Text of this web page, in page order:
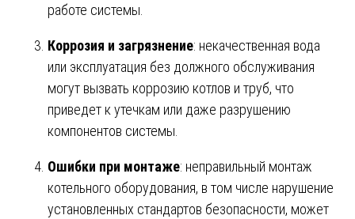
работе системы.
Коррозия и загрязнение: некачественная вода
или эксплуатация без должного обслуживания
могут вызвать коррозию котлов и труб, что
приведет к утечкам или даже разрушению
компонентов системы.
Ошибки при монтаже: неправильный монтаж
котельного оборудования, в том числе нарушение
установленных стандартов безопасности, может